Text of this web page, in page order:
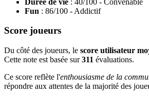
Fun : 86/100 - Addictif
Score joueurs
Du côté des joueurs, le score utilisateur
Cette note est basée sur311 évaluations.
Ce score reflète l'enthousiasme de la
répondre aux attentes de la majorité des